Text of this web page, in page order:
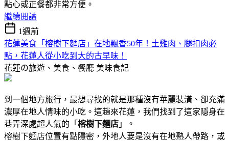
點心或正餐都非常方便。
繼續閱讀
1週前
花蓮美食「榕樹下麵店」在地飄香50年！土雞肉、腿扣肉必
點，花蓮人從小吃到大的古早味！
花蓮の旅遊、美食、餐廳 美味食記
到一個地方旅行，最想尋找的就是那種沒有華麗裝潢、卻充滿
濃厚在地人情味的小吃。這趟來花蓮，我們找到了這家隱身在
巷弄深處超人氣的「 榕樹下麵店 」。
榕樹下麵店位置有點隱密，外地人要是沒有在地熟人帶路，或